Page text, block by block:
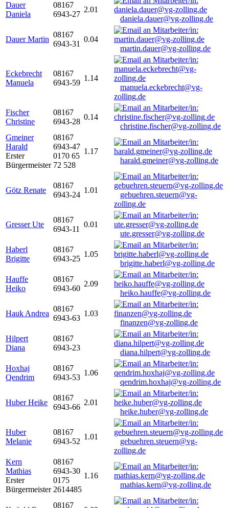
Dauer
Daniela
08167
6943-27
2.01
daniela.dauer@vg-zolling.de
Dauer Martin
08167
6943-31
0.04
martin.dauer@vg-zolling.de
Eckebrecht
Manuela
08167
6943-59
1.14
manuela.eckebrecht@vg-
zolling.de
Fischer
Christine
08167
6943-28
0.14
christine.fischer@vg-zolling.de
Gmeiner
Harald
Erster
Bürgermeister
08167
6943-47
0170 65
72 528
1.17
harald.gmeiner@vg-zolling.de
Götz Renate
08167
6943-24
1.01
gebuehren.steuern@vg-
zolling.de
Gresser Ute
08167
6943-11
0.01
ute.gresser@vg-zolling.de
Haberl
Brigitte
08167
6943-25
1.05
brigitte.haberl@vg-zolling.de
Hauffe
Heiko
08167
6943-60
2.09
heiko.hauffe@vg-zolling.de
Hauk Andrea
08167
6943-63
1.03
finanzen@vg-zolling.de
Hilpert
Diana
08167
6943-23
diana.hilpert@vg-zolling.de
Hoxhaj
Qendrim
08167
6943-53
1.06
qendrim.hoxhaj@vg-zolling.de
Huber Heike
08167
6943-66
2.01
heike.huber@vg-zolling.de
Huber
Melanie
08167
6943-52
1.01
gebuehren.steuern@vg-
zolling.de
Kern
Mathias
Erster
Bürgermeister
08167
6943-30
0175
2614485
1.16
mathias.kern@vg-zolling.de
08167